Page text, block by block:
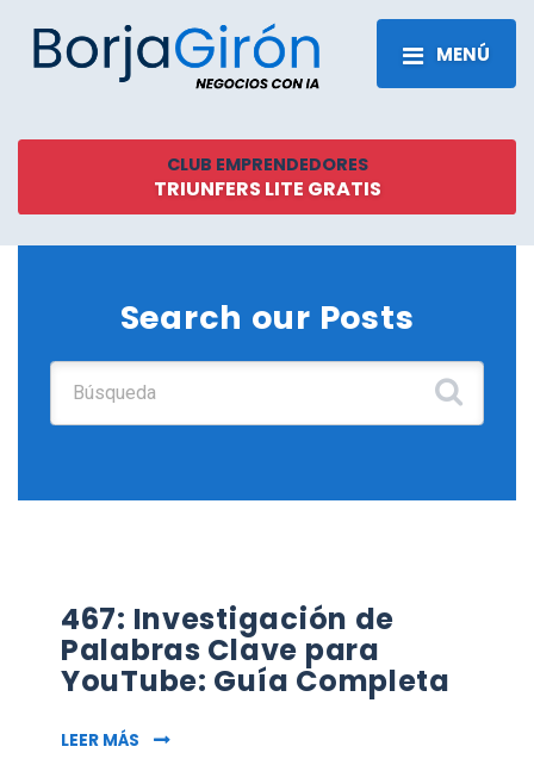
MENÚ
CLUB EMPRENDEDORES
TRIUNFERS LITE GRATIS
Search our Posts
467: Investigación de
Palabras Clave para
YouTube: Guía Completa
LEER MÁS 467: INVESTIGACIÓN DE PALABRAS CLAVE